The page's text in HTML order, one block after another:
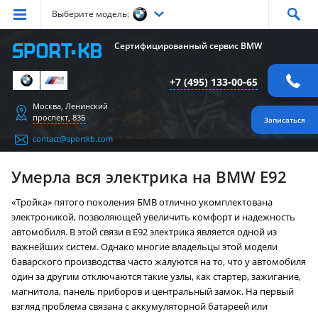
Выберите модель:
Серия Серия Серия
СерияX3
Серия X4 X6 СерияZ4 СерияM
Сертифицированный сервис BMW
+7 (495) 133-00-65
Записаться
Москва, Ленинский
проспект, 83Б
contact@sportkb.com
Умерла вся электрика на BMW E92
«Тройка» пятого поколения БМВ отлично укомплектована
электроникой, позволяющей увеличить комфорт и надежность
автомобиля. В этой связи в Е92 электрика является одной из
важнейших систем. Однако многие владельцы этой модели
баварского производства часто жалуются на то, что у автомобиля
один за другим отключаются такие узлы, как стартер, зажигание,
магнитола, панель приборов и центральный замок. На первый
взгляд проблема связана с аккумуляторной батареей или